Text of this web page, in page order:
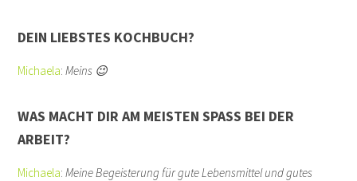
DEIN LIEBSTES KOCHBUCH?
Michaela:Meins 😉
WAS MACHT DIR AM MEISTEN SPASS BEI DER A
RBEIT?
Michaela:Meine Begeisterung für gute Lebensmittel und gutes